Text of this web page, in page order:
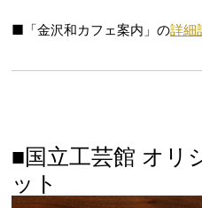
■「金沢和カフェ案内」の詳細
■国立工芸館 オリ
ット